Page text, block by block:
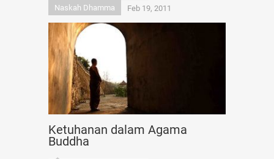
Naskah Dhamma
Feb 19, 2011
Ketuhanan dalam Agama
Buddha